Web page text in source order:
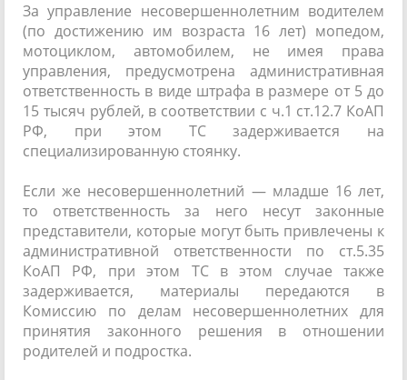
За управление несовершеннолетним водителем
(по достижению им возраста 16 лет) мопедом,
мотоциклом, автомобилем, не имея права
управления, предусмотрена административная
ответственность в виде штрафа в размере от 5 до
15 тысяч рублей, в соответствии с ч.1 ст.12.7 КоАП
РФ, при этом ТС задерживается на
специализированную стоянку.
Если же несовершеннолетний — младше 16 лет,
то ответственность за него несут законные
представители, которые могут быть привлечены к
административной ответственности по ст.5.35
КоАП РФ, при этом ТС в этом случае также
задерживается, материалы передаются в
Комиссию по делам несовершеннолетних для
принятия законного решения в отношении
родителей и подростка.